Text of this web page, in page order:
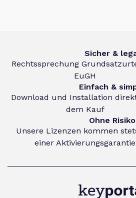
Sicher &
Rechtssprechung
EuGH
Einfach &
Download und Installation
dem Kauf
Ohne Risiko
Unsere Lizenzen kommen
einer Aktivierungsgarantie